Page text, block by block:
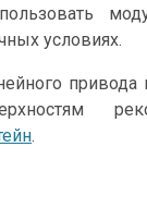
условиях.
привода
.